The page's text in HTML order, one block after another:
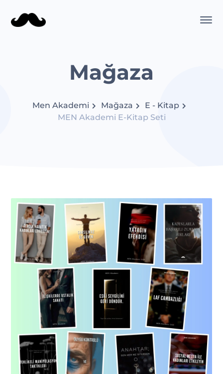
Mağaza
Men Akademi Mağaza
E - Kitap
MEN Akademi E-Kitap Seti